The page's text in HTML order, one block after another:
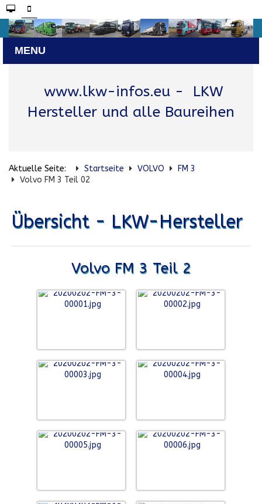
www.lkw-infos.eu- LKW
Hersteller und alle Baureihen
Aktuelle Seite: Startseite VOLVO
FM 3
Volvo FM 3 Teil 02
Übersicht - LKW-Hersteller
Volvo FM 3 Teil 2